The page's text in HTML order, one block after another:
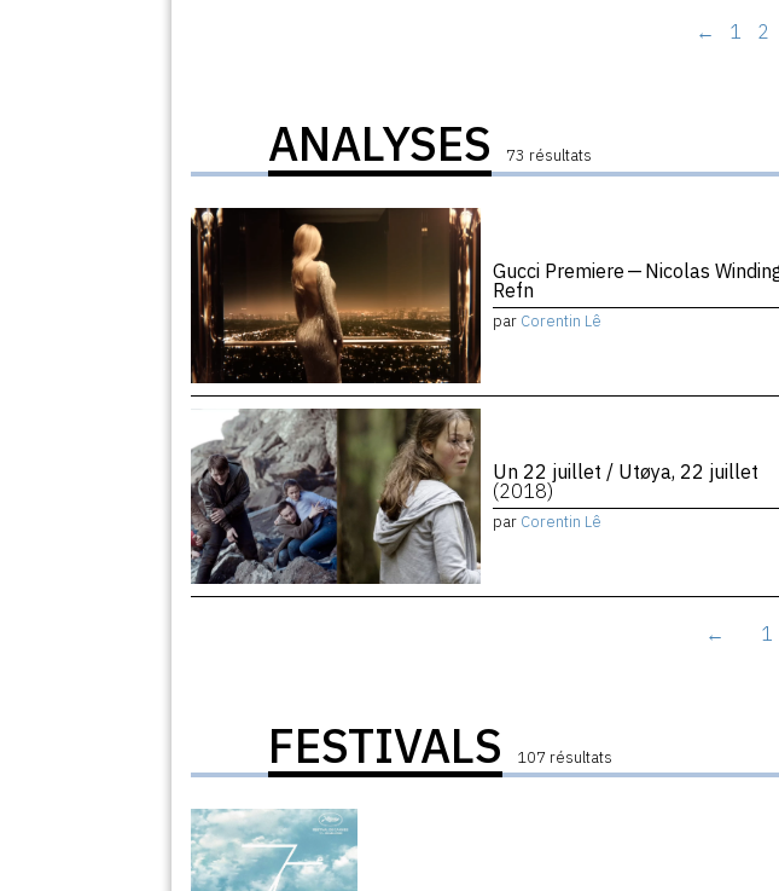
← 1 2
ANALYSES 73 résultats
Gucci Premiere — Nicolas
Refn
par Corentin Lê
Un 22 juillet / Utøya, 22 juillet
(2018)
par Corentin Lê
← 1
FESTIVALS 107 résultats